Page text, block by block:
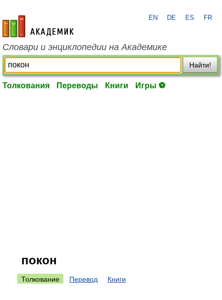
academic.ru
EN DE ES FR
Словари и энциклопедии на Академике
Найти!
Толкования Переводы Книги Игры ⚽
покон
Толкование Перевод Книги